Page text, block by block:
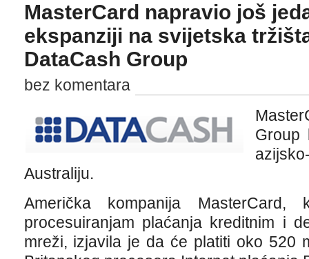
MasterCard napravio još
ekspanziji na svijetska
DataCash Group
bez komentara
Group
Australiju.
Američka kompanija
procesuiranjam plaćanja kreditnim i
mreži, izjavila je da će platiti oko 520